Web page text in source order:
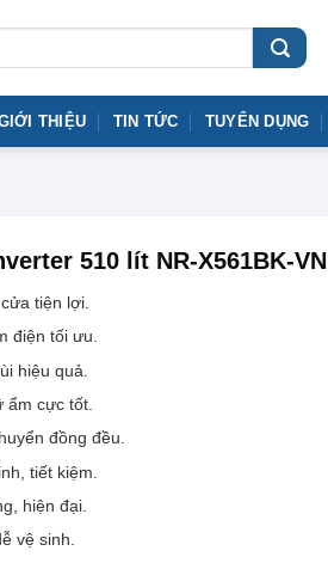
THIỆU TIN TỨC TUYỂN DỤNG
510 lít NR-X561BK-VN
tiện lợi.
điện tối ưu.
hiệu quả.
ẩm cực tốt.
đồng đều.
tiết kiệm.
hiện đại.
vệ sinh.